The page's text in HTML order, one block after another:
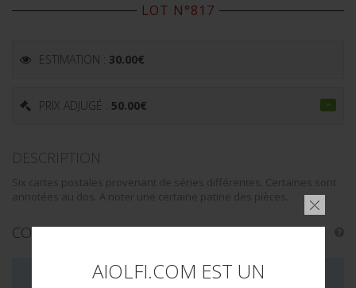
AIOLFI.COM EST UN
LOT N°817
ESTIMATION : 30.00€
PRIX ADJUGÉ : 50.00€
DESCRIPTION
Six cartes postales provenant de séries différentes. Certaines sont
annotées au dos. A noter une certaine patine des pièces.
CONDITION :II+
LA VENTE DE CE LOT EST MAINTENANT TERMINÉE